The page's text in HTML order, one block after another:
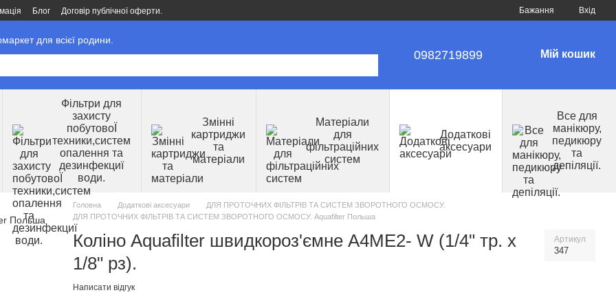
Блог Договір публічної оферти. Бажання Вхід
для всієї родини.
0982719899 Мій кошик
Фільтри для
захисту
побутовоЇ
техники,систем
опалення та
дезинфекциї
води.
Змінні
картриджи
та
матеріали
Матеріали
для
фільтраційних
систем
Додаткові
аксесуари
Все для
манікюру,
педикюру
та
депіляції.
Головна Додаткові аксесуари
ДЛЯ ПРОТОЧНИХ ФІЛЬТРІВ ТА СИСТЕМ ЗВОРОТНОГО ОСМОСУ.
ДЛЯ ПРОТОЧНИХ ФІЛЬТРІВ ТА СИСТЕМ ЗВОРОТНОГО ОСМОСУ. Aquafilter Польша
Коліно Aquafilter швидкороз'ємне А4МЕ2- W (1/4" тр. х
1/8" рз).
Артикул
347
Написати відгук